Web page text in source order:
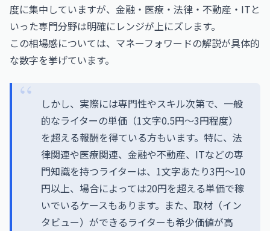
度に集中していますが、金融・医療・法律・不動産・ITと
いった専門分野は明確にレンジが上にズレます。
この相場感については、マネーフォワードの解説が具体的
な数字を挙げています。
しかし、実際には専門性やスキル次第で、一般
的なライターの単価（1文字0.5円～3円程度）
を超える報酬を得ている方もいます。特に、法
律関連や医療関連、金融や不動産、ITなどの専
門知識を持つライターは、1文字あたり3円～10
円以上、場合によっては20円を超える単価で稼
いでいるケースもあります。また、取材（イン
タビュー）ができるライターも希少価値が高